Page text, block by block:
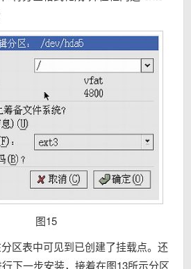
图15
分区表中可见到已创建了挂载点。还
下一步安装，接着在图13所示分区